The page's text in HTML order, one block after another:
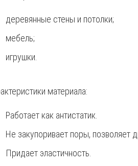
деревянные стены и потолки;
мебель;
игрушки.
материала:
Работает как антистатик.
Не закупоривает поры, позволяет
Придает эластичность.